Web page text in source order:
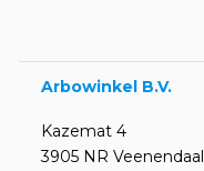
Arbowinkel B.V.
Kazemat 4
3905 NR Veenendaal